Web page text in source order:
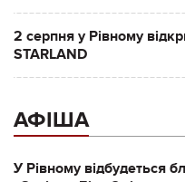
2 серпня у Рівному
STARLAND
АФІША
У Рівному відбудеться